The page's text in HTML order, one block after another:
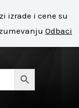
izrade i cene su
Odbaci